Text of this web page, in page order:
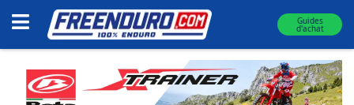
Guides
d'achat